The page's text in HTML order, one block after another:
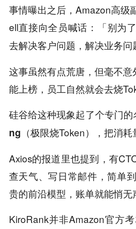
事情曝出之后，Amazon高级
ell直接向全员喊话：
「别为
去解决客户问题，解决业务问
这事虽然有点荒唐，但毫不意
能上榜，员工自然就会去烧
硅谷给这种现象起了个专门
ng （极限烧Token），把消耗
Axios的报道里也提到，有
查天气、写日常邮件，简单
贵的前沿模型，账单就能悄无
KiroRank并非Amazon官方